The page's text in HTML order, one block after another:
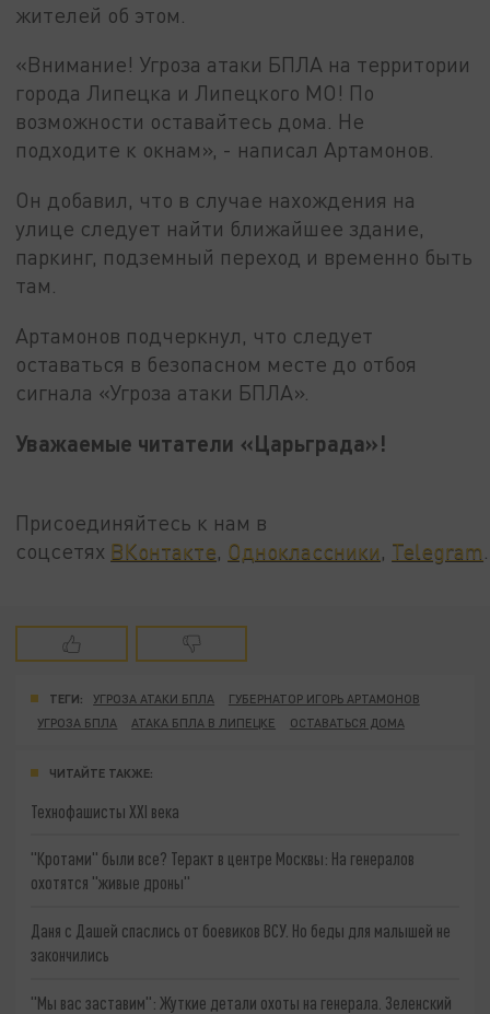
жителей об этом.
«Внимание! Угроза атаки БПЛА на территории
города Липецка и Липецкого МО! По
возможности оставайтесь дома. Не
подходите к окнам», - написал Артамонов.
Он добавил, что в случае нахождения на
улице следует найти ближайшее здание,
паркинг, подземный переход и временно быть
там.
Артамонов подчеркнул, что следует
оставаться в безопасном месте до отбоя
сигнала «Угроза атаки БПЛА».
Уважаемые читатели «Царьграда»!
Присоединяйтесь к нам в
соцсетях ВКонтакте, Одноклассники, Telegram
ТЕГИ: УГРОЗА АТАКИ БПЛА
ГУБЕРНАТОР ИГОРЬ АРТАМОНОВ
УГРОЗА БПЛА
АТАКА БПЛА В ЛИПЕЦКЕ ОСТАВАТЬСЯ ДОМА
ЧИТАЙТЕ ТАКЖЕ:
Технофашисты XXI века
"Кротами" были все? Теракт в центре Москвы: На генералов
охотятся "живые дроны"
Даня с Дашей спаслись от боевиков ВСУ. Но беды для малышей не
закончились
"Мы вас заставим": Жуткие детали охоты на генерала. Зеленский